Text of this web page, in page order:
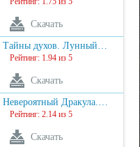
Скачать
Тайны духов. Лунный…
Рейтинг: 1.94 из 5
Скачать
Невероятный Дракула.…
Рейтинг: 2.14 из 5
Скачать